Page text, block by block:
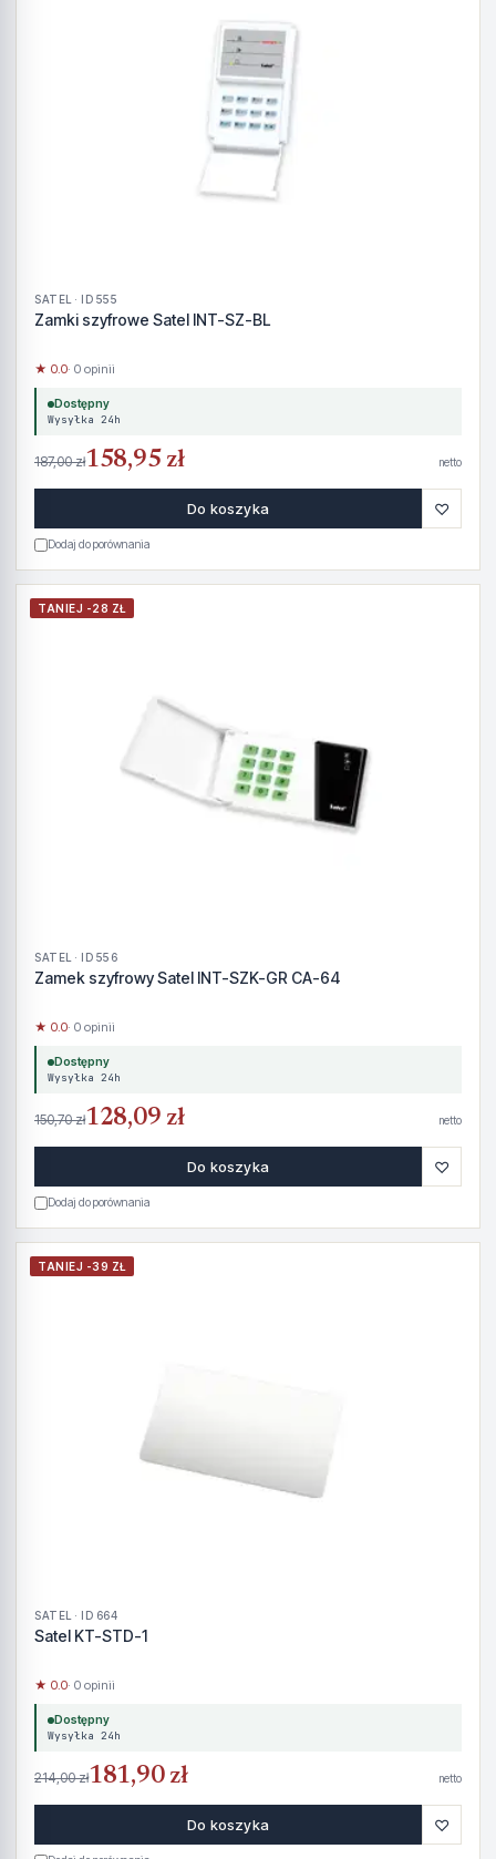
SATEL · ID 555
Zamki szyfrowe Satel INT-SZ-BL
★ 0.0· 0 opinii
Dostępny
Wysyłka 24h
187,00 zł158,95 zł netto
Do koszyka ♡
Dodaj do porównania
TANIEJ -28 ZŁ
SATEL · ID 556
Zamek szyfrowy Satel INT-SZK-GR CA-64
★ 0.0· 0 opinii
Dostępny
Wysyłka 24h
150,70 zł128,09 zł netto
Do koszyka ♡
Dodaj do porównania
TANIEJ -39 ZŁ
SATEL · ID 664
Satel KT-STD-1
★ 0.0· 0 opinii
Dostępny
Wysyłka 24h
214,00 zł181,90 zł netto
Do koszyka ♡